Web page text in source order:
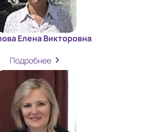
Елена Викторовна
Подробнее